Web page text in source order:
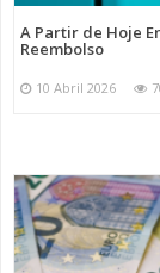
A Partir de Hoje
Reembolso
10 Abril 2026